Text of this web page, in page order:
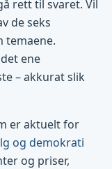
rett til svaret. Vil
de seks
temaene.
ene
– akkurat slik
er aktuelt for
og demokrati
og priser,